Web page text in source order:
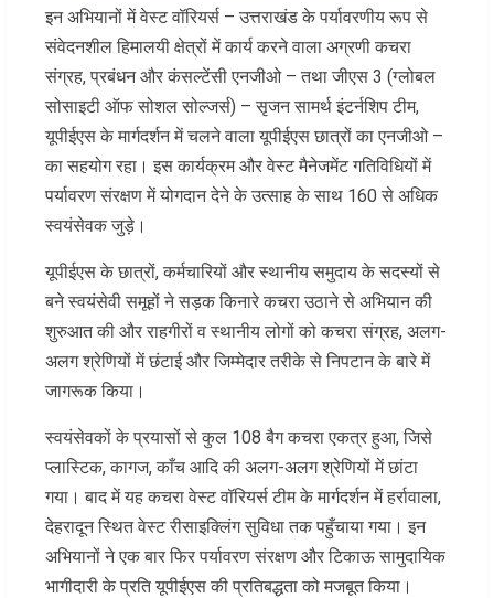
इन अभियानों में वेस्ट वॉरियर्स – उत्तराखंड के पर्यावरणीय रूप से
संवेदनशील हिमालयी क्षेत्रों में कार्य करने वाला अग्रणी कचरा
संग्रह, प्रबंधन और कंसल्टेंसी एनजीओ – तथा जीएस 3 (ग्लोबल
सोसाइटी ऑफ सोशल सोल्जर्स) – सृजन सामर्थ इंटर्नशिप टीम,
यूपीईएस के मार्गदर्शन में चलने वाला यूपीईएस छात्रों का एनजीओ –
का सहयोग रहा। इस कार्यक्रम और वेस्ट मैनेजमेंट गतिविधियों में
पर्यावरण संरक्षण में योगदान देने के उत्साह के साथ 160 से अधिक
स्वयंसेवक जुड़े।
यूपीईएस के छात्रों, कर्मचारियों और स्थानीय समुदाय के सदस्यों से
बने स्वयंसेवी समूहों ने सड़क किनारे कचरा उठाने से अभियान की
शुरुआत की और राहगीरों व स्थानीय लोगों को कचरा संग्रह, अलग-
अलग श्रेणियों में छंटाई और जिम्मेदार तरीके से निपटान के बारे में
जागरूक किया।
स्वयंसेवकों के प्रयासों से कुल 108 बैग कचरा एकत्र हुआ, जिसे
प्लास्टिक, कागज, काँच आदि की अलग-अलग श्रेणियों में छांटा
गया। बाद में यह कचरा वेस्ट वॉरियर्स टीम के मार्गदर्शन में हर्रावाला,
देहरादून स्थित वेस्ट रीसाइक्लिंग सुविधा तक पहुँचाया गया। इन
अभियानों ने एक बार फिर पर्यावरण संरक्षण और टिकाऊ सामुदायिक
भागीदारी के प्रति यूपीईएस की प्रतिबद्धता को मजबूत किया।